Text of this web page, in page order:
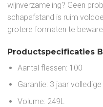
wijnverzameling? Geen
schapafstand is ruim
grotere formaten te
Productspecificaties
Aantal flessen: 100
Garantie: 3 jaar
Volume: 249L